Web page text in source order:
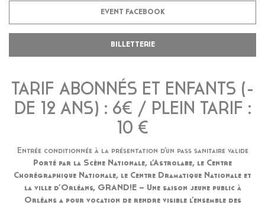
EVENT FACEBOOK
BILLETTERIE
TARIF ABONNÉS ET ENFANTS (-
DE 12 ANS) : 6€ / PLEIN TARIF :
10 €
Entrée conditionnée à la présentation d’un pass sanitaire valide
Porté par la Scène Nationale, l’Astrolabe, le Centre
Chorégraphique Nationale, le Centre Dramatique Nationale et
la ville d’Orléans, GRAND!E – Une saison jeune public à
Orléans a pour vocation de rendre visible l’ensemble des